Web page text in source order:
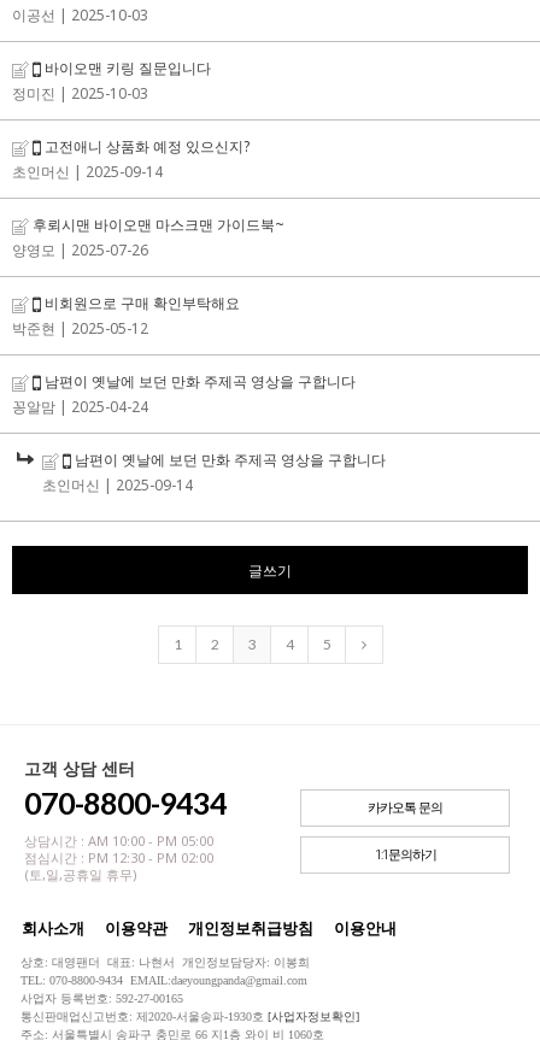
이공선 | 2025-10-03
바이오맨 키링 질문입니다
정미진 | 2025-10-03
고전애니 상품화 예정 있으신지?
초인머신 | 2025-09-14
후뢰시맨 바이오맨 마스크맨 가이드북~
양영모 | 2025-07-26
비회원으로 구매 확인부탁해요
박준현 | 2025-05-12
남편이 옛날에 보던 만화 주제곡 영상을 구합니다
꽁알맘 | 2025-04-24
남편이 옛날에 보던 만화 주제곡 영상을 구합니다
초인머신 | 2025-09-14
글쓰기
1 2 3 4 5
고객 상담 센터
070-8800-9434
상담시간 : AM 10:00 - PM 05:00
점심시간 : PM 12:30 - PM 02:00
(토,일,공휴일 휴무)
카카오톡 문의
1:1문의하기
회사소개 이용약관 개인정보취급방침 이용안내
상호: 대영팬더 대표: 나현서 개인정보담당자: 이봉희
TEL: 070-8800-9434 EMAIL:daeyoungpanda@gmail.com
사업자 등록번호: 592-27-00165
통신판매업신고번호: 제2020-서울송파-1930호 [사업자정보확인]
주소: 서울특별시 송파구 충민로 66 지1층 와이 비 1060호